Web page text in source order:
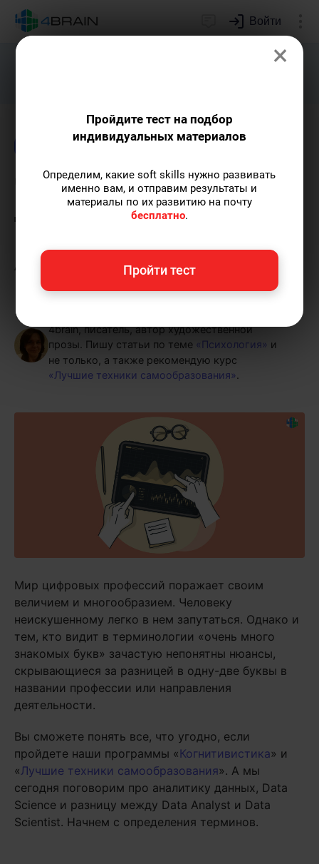
Войти
Подарим индивидуальный план
Психология
Что такое аналитика
данных и Data Science и
Analyst и Data Scientist?
4brain, писатель, автор художественной
прозы. Пишу статьи по теме «Психология» и
не только, а также рекомендую курс
«Лучшие техники самообразования».
Мир цифровых профессий поражает своим
величием и многообразием. Человеку
неискушенному легко в нем запутаться. Однако и
тем, кто видит в терминологии «очень много
знакомых букв» зачастую непонятны нюансы,
скрывающиеся за разницей в одну-две буквы в
названии профессии или направления
деятельности.
Вы сможете понять все, что угодно, если
пройдете наши программы «Когнитивистика» и
«Лучшие техники самообразования». А мы
сегодня поговорим про аналитику данных, Data
Science и разницу между Data Analyst и Data
Scientist. Начнем с определения терминов.
×
Пройдите тест на подбор
индивидуальных материалов
Определим, какие soft skills нужно развивать
именно вам, и отправим результаты и
материалы по их развитию на почту
бесплатно.
Пройти тест